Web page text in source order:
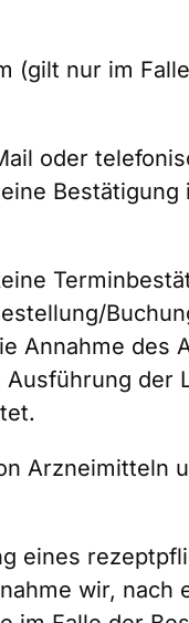
(gilt nur im
oder
Bestätigung
Annahme des
der
Arzneimitteln
eines
wir, nach